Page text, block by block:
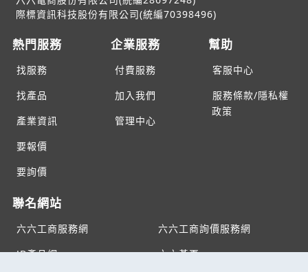
際標資訊科技股份有限公司(統編70398496)
熱門服務
找服務
找產品
產業資訊
要報價
要詢價
企業服務
付費服務
加入我們
管理中心
幫助
客服中心
服務條款/隱私權
政策
聯名網站
六六工商服務網
六六工商詢價服務網
JB產品網
六六黃頁